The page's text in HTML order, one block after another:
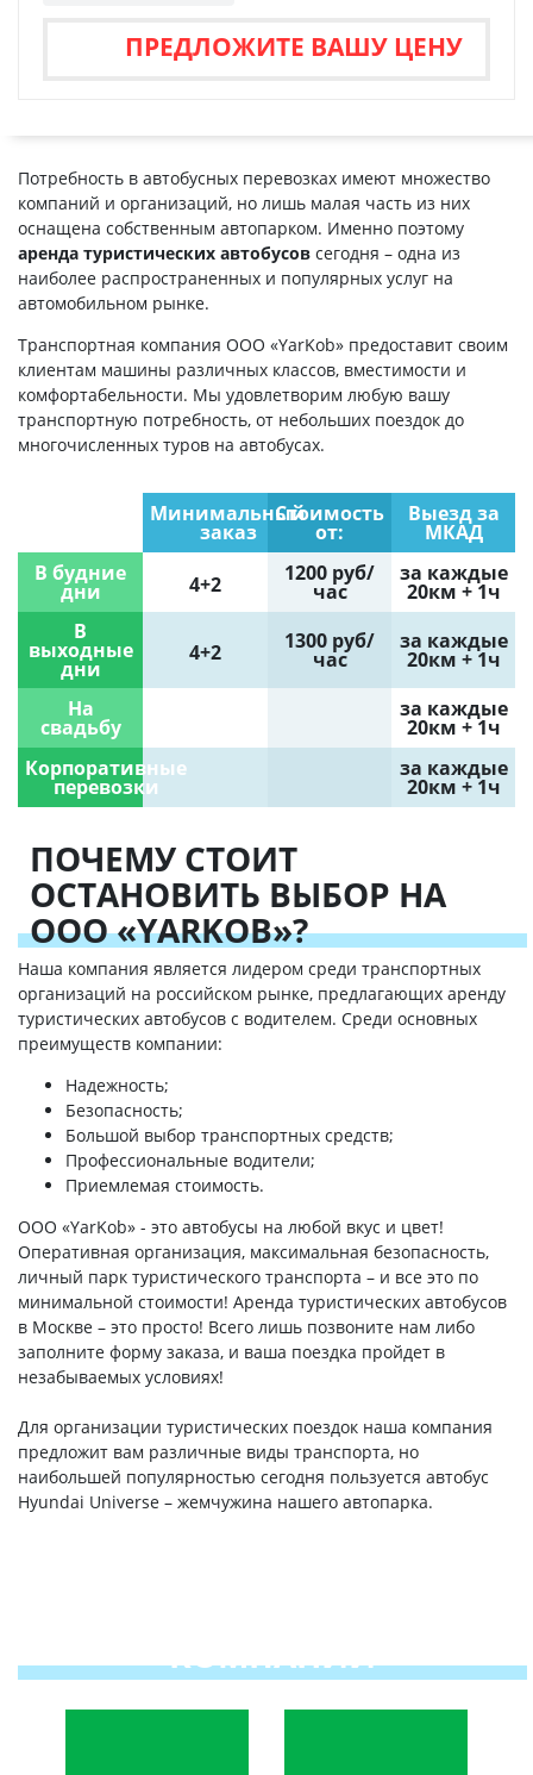
ПРЕДЛОЖИТЕ ВАШУ ЦЕНУ
Потребность в автобусных перевозках имеют множество
компаний и организаций, но лишь малая часть из них
оснащена собственным автопарком. Именно поэтому
аренда туристических автобусов сегодня – одна из
наиболее распространенных и популярных услуг на
автомобильном рынке.
Транспортная компания ООО «YarKob» предоставит своим
клиентам машины различных классов, вместимости и
комфортабельности. Мы удовлетворим любую вашу
транспортную потребность, от небольших поездок до
многочисленных туров на автобусах.
Минимальный
заказ
Стоимость
от:
Выезд за
МКАД
В будние
дни 4+2 1200 руб/
час
за каждые
20км + 1ч
В
выходные
дни
4+2 1300 руб/
час
за каждые
20км + 1ч
На
свадьбу
за каждые
20км + 1ч
Корпоративные
перевозки
за каждые
20км + 1ч
ПОЧЕМУ СТОИТ
ОСТАНОВИТЬ ВЫБОР НА
ООО «YARKOB»?
Наша компания является лидером среди транспортных
организаций на российском рынке, предлагающих аренду
туристических автобусов с водителем. Среди основных
преимуществ компании:
Надежность;
Безопасность;
Большой выбор транспортных средств;
Профессиональные водители;
Приемлемая стоимость.
ООО «YarKob» - это автобусы на любой вкус и цвет!
Оперативная организация, максимальная безопасность,
личный парк туристического транспорта – и все это по
минимальной стоимости! Аренда туристических автобусов
в Москве – это просто! Всего лишь позвоните нам либо
заполните форму заказа, и ваша поездка пройдет в
незабываемых условиях!
Для организации туристических поездок наша компания
предложит вам различные виды транспорта, но
наибольшей популярностью сегодня пользуется автобус
Hyundai Universe – жемчужина нашего автопарка.
КОМПАНИИ